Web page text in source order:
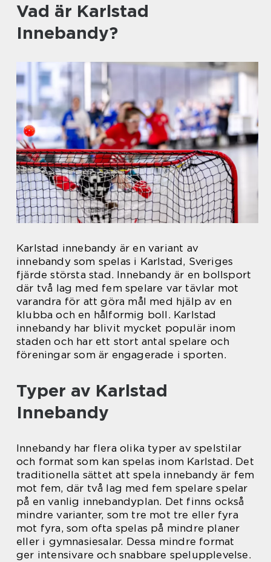
Vad är Karlstad
Innebandy?
Karlstad innebandy är en variant av
innebandy som spelas i Karlstad, Sveriges
fjärde största stad. Innebandy är en bollsport
där två lag med fem spelare var tävlar mot
varandra för att göra mål med hjälp av en
klubba och en hålformig boll. Karlstad
innebandy har blivit mycket populär inom
staden och har ett stort antal spelare och
föreningar som är engagerade i sporten.
Typer av Karlstad
Innebandy
Innebandy har flera olika typer av spelstilar
och format som kan spelas inom Karlstad. Det
traditionella sättet att spela innebandy är fem
mot fem, där två lag med fem spelare spelar
på en vanlig innebandyplan. Det finns också
mindre varianter, som tre mot tre eller fyra
mot fyra, som ofta spelas på mindre planer
eller i gymnasiesalar. Dessa mindre format
ger intensivare och snabbare spelupplevelse.